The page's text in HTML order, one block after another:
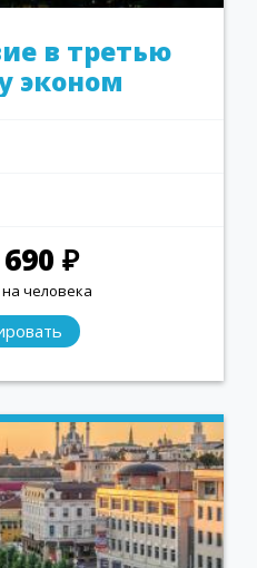
в третью
эконом
₽
человека